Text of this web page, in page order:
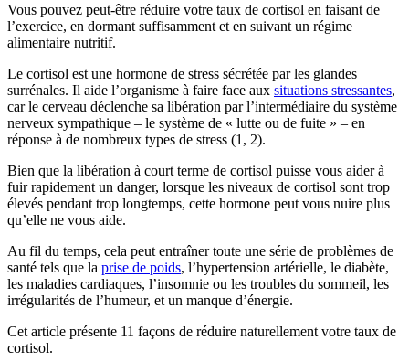
Vous pouvez peut-être réduire votre taux de cortisol en faisant de
l’exercice, en dormant suffisamment et en suivant un régime
alimentaire nutritif.
Le cortisol est une hormone de stress sécrétée par les glandes
surrénales. Il aide l’organisme à faire face aux situations stressantes,
car le cerveau déclenche sa libération par l’intermédiaire du système
nerveux sympathique – le système de « lutte ou de fuite » – en
réponse à de nombreux types de stress (1, 2).
Bien que la libération à court terme de cortisol puisse vous aider à
fuir rapidement un danger, lorsque les niveaux de cortisol sont trop
élevés pendant trop longtemps, cette hormone peut vous nuire plus
qu’elle ne vous aide.
Au fil du temps, cela peut entraîner toute une série de problèmes de
santé tels que la prise de poids, l’hypertension artérielle, le diabète,
les maladies cardiaques, l’insomnie ou les troubles du sommeil, les
irrégularités de l’humeur, et un manque d’énergie.
Cet article présente 11 façons de réduire naturellement votre taux de
cortisol.